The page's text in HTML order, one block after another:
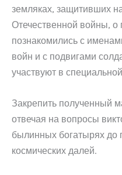
земляках, защитивших
Отечественной войны,
познакомились с
войн и с подвигами
участвуют в
Закрепить полученный
отвечая на вопросы
былинных богатырях до
космических далей.